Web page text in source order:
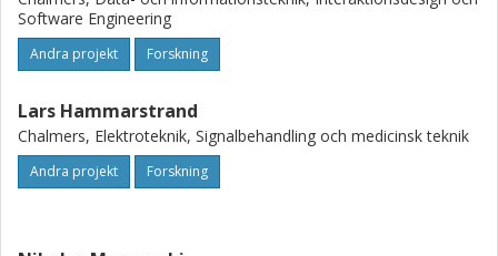
Software Engineering
Andra projekt Forskning
Lars Hammarstrand
Chalmers, Elektroteknik, Signalbehandling och medicinsk teknik
Andra projekt Forskning